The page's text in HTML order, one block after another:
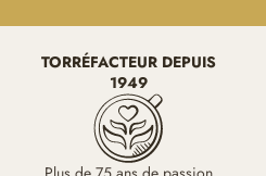
TORRÉFACTEUR DEPUIS
1949